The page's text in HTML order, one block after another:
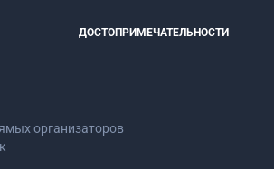
ДОСТОПРИМЕЧАТЕЛЬНОСТИ
организаторов